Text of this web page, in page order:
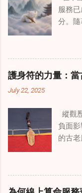
服務
分。隨
式逐
治癒
相結合
線上家
諮詢
國傳
源於
過東
奇門
的治癒
護身符的力量：
July 22, 2025
縱觀
負面
的古
引
們。
聚靈